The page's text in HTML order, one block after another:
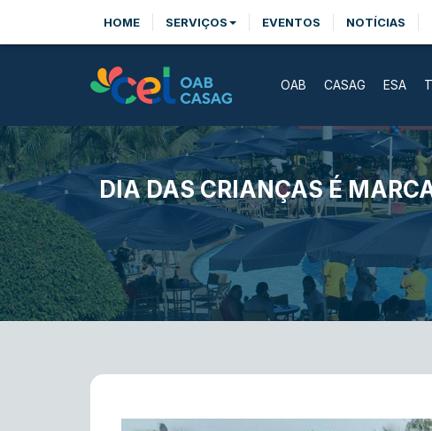
HOME SERVIÇOS EVENTOS NOTÍCIAS
OAB CASAG ESA
DIA DAS CRIANÇAS É